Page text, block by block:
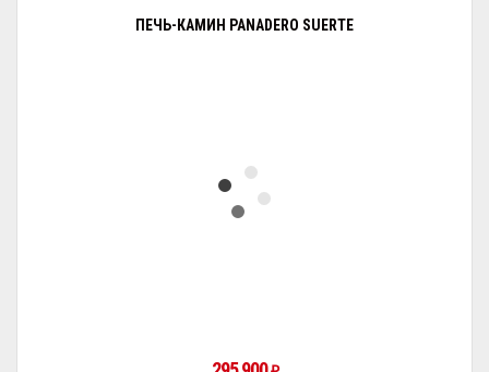
ПЕЧЬ-КАМИН PANADERO SUERTE